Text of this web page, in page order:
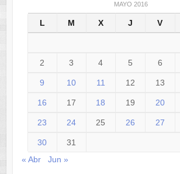
MAYO 2016
L M X J V
2 3 4 5 6
9 10 11 12 13
16 17 18 19 20
23 24 25 26 27
30
31
« Abr
Jun »